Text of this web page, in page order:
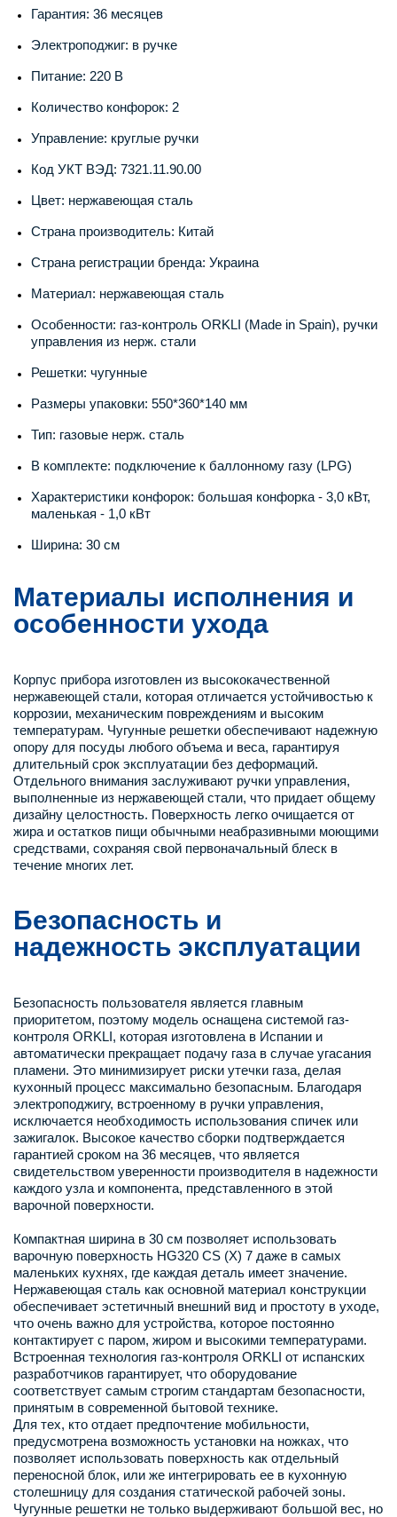
Гарантия: 36 месяцев
Электроподжиг: в ручке
Питание: 220 В
Количество конфорок: 2
Управление: круглые ручки
Код УКТ ВЭД: 7321.11.90.00
Цвет: нержавеющая сталь
Страна производитель: Китай
Страна регистрации бренда: Украина
Материал: нержавеющая сталь
Особенности: газ-контроль ORKLI (Made in Spain), ручки
управления из нерж. стали
Решетки: чугунные
Размеры упаковки: 550*360*140 мм
Тип: газовые нерж. сталь
В комплекте: подключение к баллонному газу (LPG)
Характеристики конфорок: большая конфорка - 3,0 кВт,
маленькая - 1,0 кВт
Ширина: 30 см
Материалы исполнения и
особенности ухода
Корпус прибора изготовлен из высококачественной
нержавеющей стали, которая отличается устойчивостью к
коррозии, механическим повреждениям и высоким
температурам. Чугунные решетки обеспечивают надежную
опору для посуды любого объема и веса, гарантируя
длительный срок эксплуатации без деформаций.
Отдельного внимания заслуживают ручки управления,
выполненные из нержавеющей стали, что придает общему
дизайну целостность. Поверхность легко очищается от
жира и остатков пищи обычными неабразивными моющими
средствами, сохраняя свой первоначальный блеск в
течение многих лет.
Безопасность и
надежность эксплуатации
Безопасность пользователя является главным
приоритетом, поэтому модель оснащена системой газ-
контроля ORKLI, которая изготовлена в Испании и
автоматически прекращает подачу газа в случае угасания
пламени. Это минимизирует риски утечки газа, делая
кухонный процесс максимально безопасным. Благодаря
электроподжигу, встроенному в ручки управления,
исключается необходимость использования спичек или
зажигалок. Высокое качество сборки подтверждается
гарантией сроком на 36 месяцев, что является
свидетельством уверенности производителя в надежности
каждого узла и компонента, представленного в этой
варочной поверхности.
Компактная ширина в 30 см позволяет использовать
варочную поверхность HG320 CS (X) 7 даже в самых
маленьких кухнях, где каждая деталь имеет значение.
Нержавеющая сталь как основной материал конструкции
обеспечивает эстетичный внешний вид и простоту в уходе,
что очень важно для устройства, которое постоянно
контактирует с паром, жиром и высокими температурами.
Встроенная технология газ-контроля ORKLI от испанских
разработчиков гарантирует, что оборудование
соответствует самым строгим стандартам безопасности,
принятым в современной бытовой технике.
Для тех, кто отдает предпочтение мобильности,
предусмотрена возможность установки на ножках, что
позволяет использовать поверхность как отдельный
переносной блок, или же интегрировать ее в кухонную
столешницу для создания статической рабочей зоны.
Чугунные решетки не только выдерживают большой вес, но